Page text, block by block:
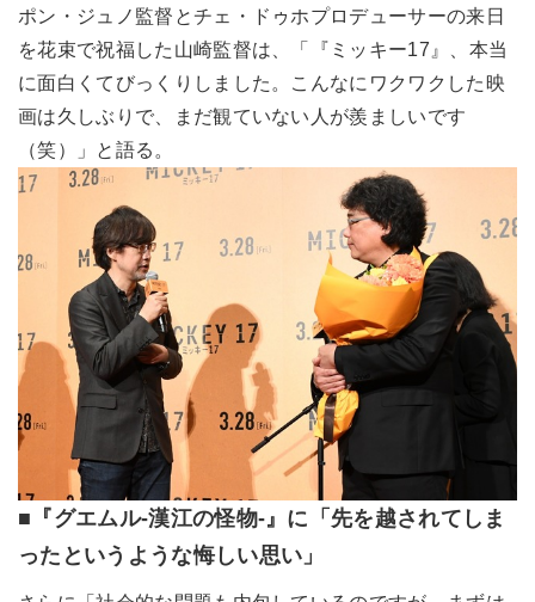
ポン・ジュノ監督とチェ・ドゥホプロデューサーの来日
を花束で祝福した山崎監督は、「『ミッキー17』、本当
に面白くてびっくりしました。こんなにワクワクした映
画は久しぶりで、まだ観ていない人が羨ましいです
（笑）」と語る。
■『グエムル-漢江の怪物-』に「先を越されてしま
ったというような悔しい思い」